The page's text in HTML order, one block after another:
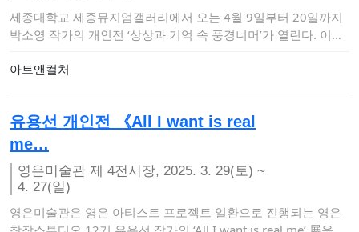
세종대학교 세종뮤지엄갤러리에서 오는 4월 9일부터 20일까지
박소영 작가의 개인전 ‘상상과 기억 속 풍경너머’가 열린다. 이번
아트앤컬처
유용선 개인전 《All I want is real
me…
영은미술관 제 4전시장, 2025. 3. 29(토) ~
4. 27(일)
영은미술관은 영은 아티스트 프로젝트 일환으로 진행되는 영은